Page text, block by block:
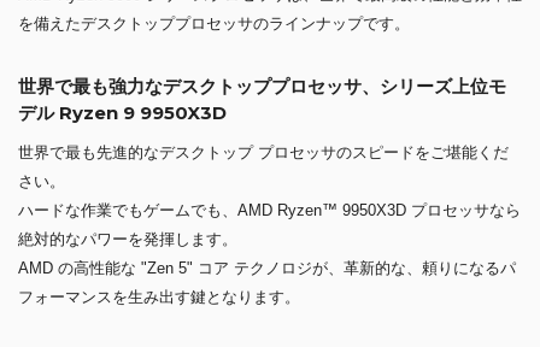
を備えたデスクトッププロセッサのラインナップです。
世界で最も強力なデスクトッププロセッサ、シリーズ上位モ
デル Ryzen 9 9950X3D
世界で最も先進的なデスクトップ プロセッサのスピードをご堪能くだ
さい。
ハードな作業でもゲームでも、AMD Ryzen™ 9950X3D プロセッサなら
絶対的なパワーを発揮します。
AMD の高性能な "Zen 5" コア テクノロジが、革新的な、頼りになるパ
フォーマンスを生み出す鍵となります。